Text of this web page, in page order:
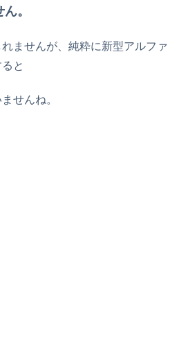
。
ませんが、純粋に新型アルファ
と
せんね。